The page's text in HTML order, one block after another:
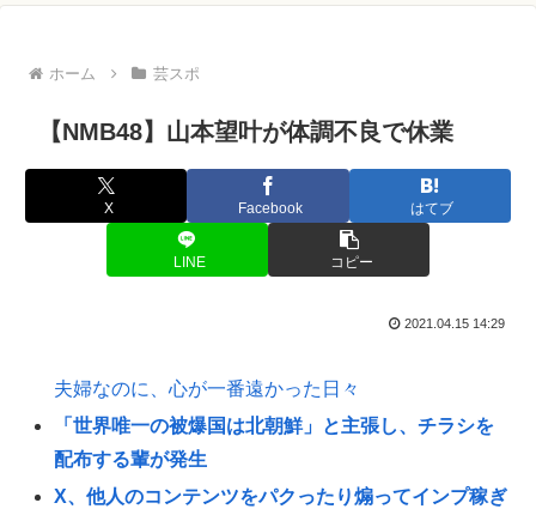
ホーム 芸スポ
【NMB48】山本望叶が体調不良で休業
X Facebook はてブ
LINE コピー
2021.04.15 14:29
夫婦なのに、心が一番遠かった日々
「世界唯一の被爆国は北朝鮮」と主張し、チラシを
配布する輩が発生
X、他人のコンテンツをパクったり煽ってインプ稼ぎ